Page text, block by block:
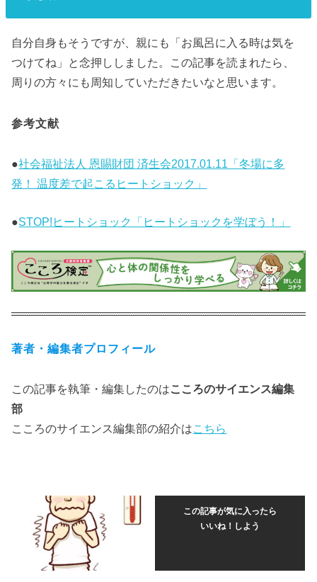
自分自身もそうですが、親にも「お風呂に入る時は気を
つけてね」と念押ししました。この記事を読まれたら、
周りの方々にも周知していただきたいなと思います。
参考文献
●社会福祉法人 恩賜財団 済生会2017.01.11「冬場に多
発！ 温度差で起こるヒートショック」
●STOP!ヒートショック「ヒートショックを学ぼう！」
著者・編集者プロフィール
この記事を執筆・編集したのはこころのサイエンス編集
部
こころのサイエンス編集部の紹介はこちら
この記事が気に入ったら
いいね！しよう